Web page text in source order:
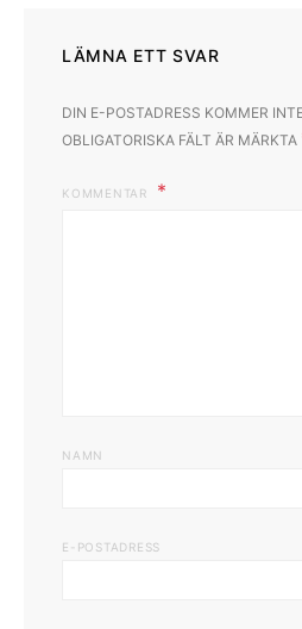
LÄMNA ETT SVAR
DIN E-POSTADRESS KOMMER
OBLIGATORISKA FÄLT ÄR MÄRKTA
KOMMENTAR
NAMN
E-POSTADRESS